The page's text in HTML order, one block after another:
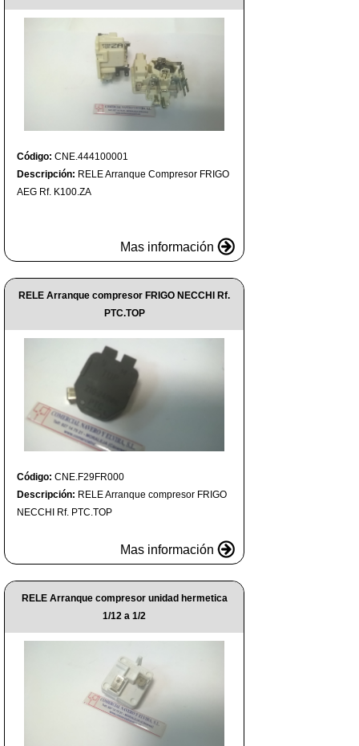
Código: CNE.444100001
Descripción: RELE Arranque Compresor FRIGO
AEG Rf. K100.ZA
Mas información
RELE Arranque compresor FRIGO NECCHI Rf.
PTC.TOP
Código: CNE.F29FR000
Descripción: RELE Arranque compresor FRIGO
NECCHI Rf. PTC.TOP
Mas información
RELE Arranque compresor unidad hermetica
1/12 a 1/2